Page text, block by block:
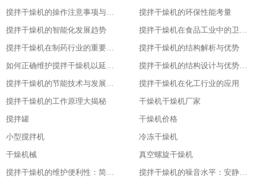
搅拌干燥机的操作注意事项与安全保障
搅拌干燥机的环保性能考量
搅拌干燥机的智能化发展趋势
搅拌干燥机在食品工业中的卫生设计
搅拌干燥机在制药行业的重要应用
搅拌干燥机的结构解析与优势
如何正确维护搅拌干燥机以延长其使用寿命
搅拌干燥机的结构设计与优势分析
搅拌干燥机的节能技术与发展趋势
搅拌干燥机在化工行业的应用
搅拌干燥机的工作原理大揭秘
干燥机干燥机厂家
搅拌罐
干燥机价格
小型搅拌机
冷冻干燥机
干燥机械
真空螺旋干燥机
搅拌干燥机的维护便利性：简单易操作
搅拌干燥机的噪音水平：安静的工作环境